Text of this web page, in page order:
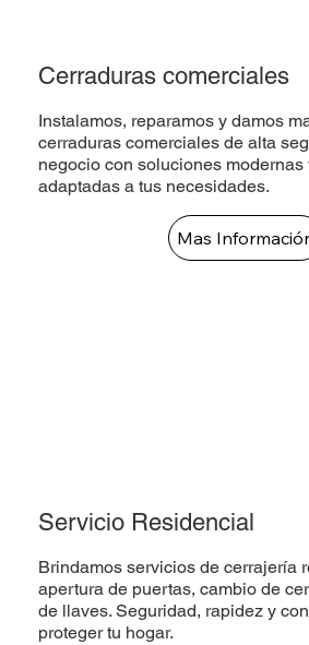
Cerraduras comerciales
Instalamos, reparamos y damos
cerraduras comerciales de alta
negocio con soluciones modernas
adaptadas a tus necesidades.
Mas
Servicio Residencial
Brindamos servicios de cerrajería
apertura de puertas, cambio de
de llaves. Seguridad, rapidez y
proteger tu hogar.